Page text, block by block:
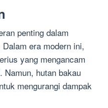
penting dalam
era modern ini,
yang mengancam
Namun, hutan bakau
mengurangi dampak